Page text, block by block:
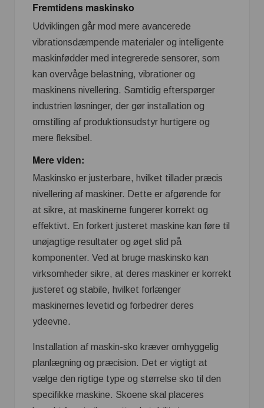
Fremtidens maskinsko
Udviklingen går mod mere avancerede
vibrationsdæmpende materialer og intelligente
maskinfødder med integrerede sensorer, som
kan overvåge belastning, vibrationer og
maskinens nivellering. Samtidig efterspørger
industrien løsninger, der gør installation og
omstilling af produktionsudstyr hurtigere og
mere fleksibel.
Mere viden:
Maskinsko er justerbare, hvilket tillader præcis
nivellering af maskiner. Dette er afgørende for
at sikre, at maskinerne fungerer korrekt og
effektivt. En forkert justeret maskine kan føre til
unøjagtige resultater og øget slid på
komponenter. Ved at bruge maskinsko kan
virksomheder sikre, at deres maskiner er korrekt
justeret og stabile, hvilket forlænger
maskinernes levetid og forbedrer deres
ydeevne.
Installation af maskin-sko kræver omhyggelig
planlægning og præcision. Det er vigtigt at
vælge den rigtige type og størrelse sko til den
specifikke maskine. Skoene skal placeres